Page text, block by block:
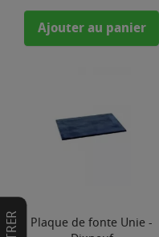
Ajouter au panier
Plaque de fonte Unie -